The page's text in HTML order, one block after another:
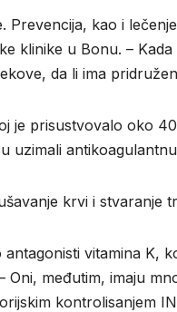
Prevencija, kao i
klinike u Bonu. –
da li ima
je prisustvovalo oko
uzimali
krvi i
vitamina
Oni, međutim, imaju
kontrolisanjem